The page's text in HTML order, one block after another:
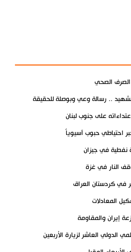
الصرف الصحي
.. رسالة وعي وبوصلة للحقيقة
على جنوب لبنان
احتياطي حبوب آسيوياً
نفطية في جيزان
النار في غزة
في كردستان العراق
المعادلات
إيران والمقاومة
الدولي العاشر لزيارة الأربعين